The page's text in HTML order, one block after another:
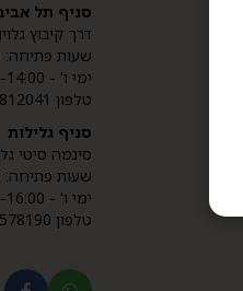
סניף תל
דרך קיבוץ גלויות 34
שעות פתיחה: ימים
ימי ו' - 8:00-14:00
טלפון 03-6812041
סניף גלילות
סינמה סיטי גלילות,
שעות פתיחה: ימים
ימי ו' - 10:00-16:00
טלפון 09-9578190